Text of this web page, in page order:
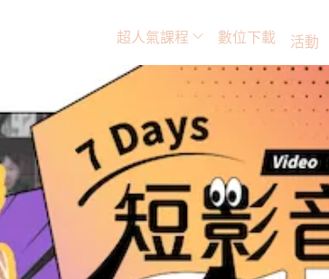
超人氣課程 數位下載 活動